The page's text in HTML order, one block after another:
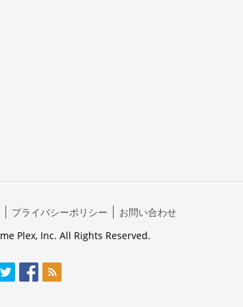
プライバシーポリシー
お問い合わせ
Plex, Inc. All Rights Reserved.